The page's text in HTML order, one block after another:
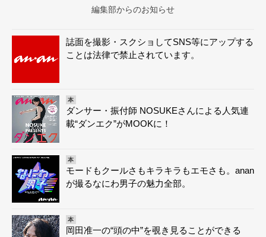
編集部からのお知らせ
誌面を撮影・スクショしてSNS等にアップする
ことは法律で禁止されています。
本
ダンサー・振付師 NOSUKEさんによる人気連
載“ダンエク”がMOOKに！
本
モードもクールさもキラキラもエモさも。anan
が撮るなにわ男子の魅力全部。
本
岡田准一の“頭の中”を覗き見ることができる